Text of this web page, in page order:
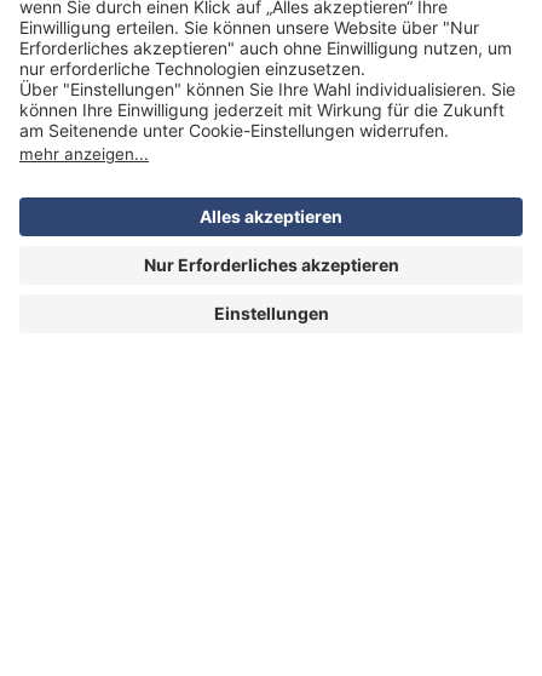
Garantiefonds der Schweizer Reisebranche
INSPIRATIONEN |CAMPER MIETEN